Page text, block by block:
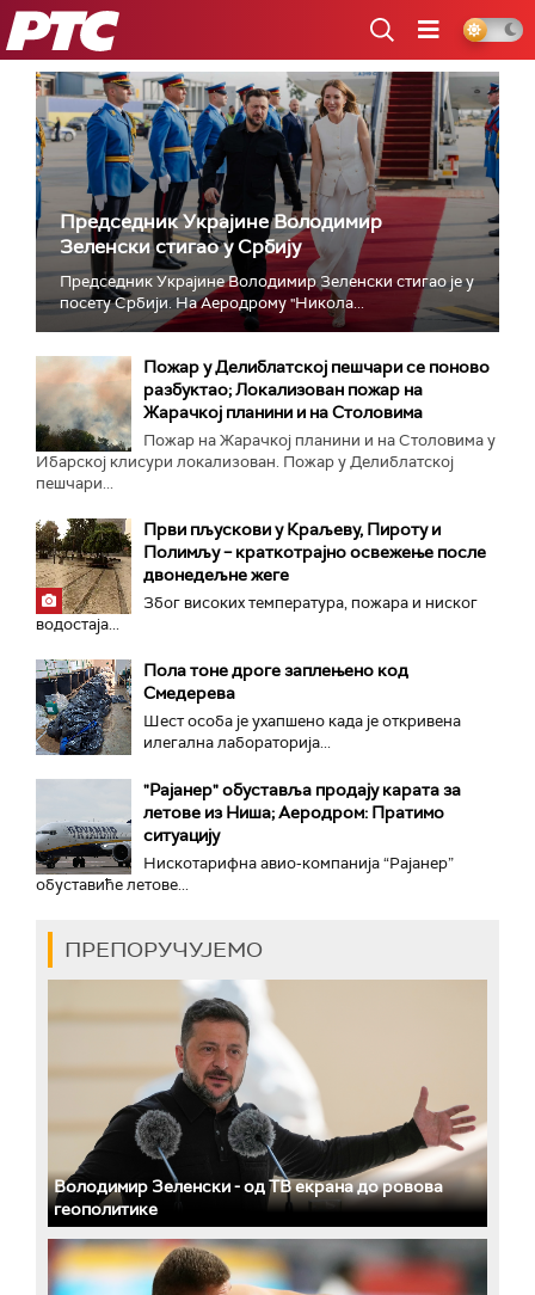
РТС
Председник Украјине Володимир
Зеленски стигао у Србију
Председник Украјине Володимир Зеленски стигао је у
посету Србији. На Аеродрому "Никола...
Пожар у Делиблатској пешчари се поново
разбуктао; Локализован пожар на
Жарачкој планини и на Столовима
Пожар на Жарачкој планини и на Столовима у
Ибарској клисури локализован. Пожар у Делиблатској
пешчари...
Први пљускови у Краљеву, Пироту и
Полимљу – краткотрајно освежење после
двонедељне жеге
Због високих температура, пожара и ниског
водостаја...
Пола тоне дроге заплењено код
Смедерева
Шест особа је ухапшено када је откривена
илегална лабораторија...
"Рајанер" обуставља продају карата за
летове из Ниша; Аеродром: Пратимо
ситуацију
Нискотарифна авио-компанија “Рајанер”
обуставиће летове...
ПРЕПОРУЧУЈЕМО
Володимир Зеленски - од ТВ екрана до ровова
геополитике